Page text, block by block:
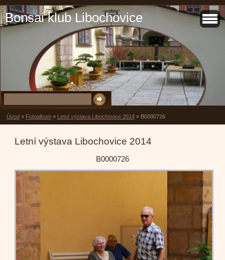
Bonsai klub Libochovice
Úvod » Fotoalbum » Letní výstava Libochovice 2014 » B0000726
Letní výstava Libochovice 2014
B0000726